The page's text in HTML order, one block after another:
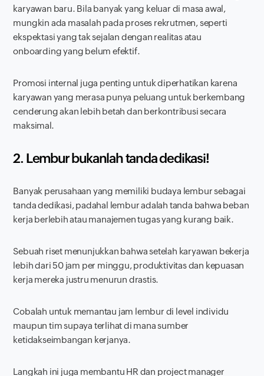
karyawan baru. Bila banyak yang keluar di masa awal,
mungkin ada masalah pada proses rekrutmen, seperti
ekspektasi yang tak sejalan dengan realitas atau
onboardingyang belum efektif.
Promosi internal juga penting untuk diperhatikan karena
karyawan yang merasa punya peluang untuk berkembang
cenderung akan lebih betah dan berkontribusi secara
maksimal.
2. Lembur bukanlah tanda dedikasi!
Banyak perusahaan yang memiliki budaya lembur sebagai
tanda dedikasi, padahal lembur adalah tanda bahwa beban
kerja berlebih atau manajemen tugas yang kurang baik.
Sebuah riset menunjukkan bahwa setelah karyawan bekerja
lebih dari 50 jam per minggu, produktivitas dan kepuasan
kerja mereka justru menurun drastis.
Cobalah untuk memantau jam lembur di level individu
maupun tim supaya terlihat di mana sumber
ketidakseimbangan kerjanya.
Langkah ini juga membantu HR dan project manager